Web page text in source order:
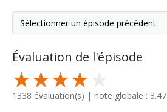
Évaluation de l'épisode
1338 évaluation(s) | note globale : 3.47